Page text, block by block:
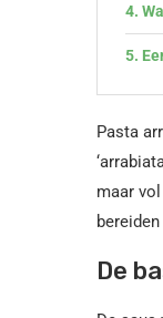
Pasta
maar
De